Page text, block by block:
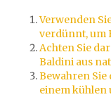
Verwenden
verdünnt, um
Achten Sie
Baldini aus
Bewahren Sie
einem kühlen